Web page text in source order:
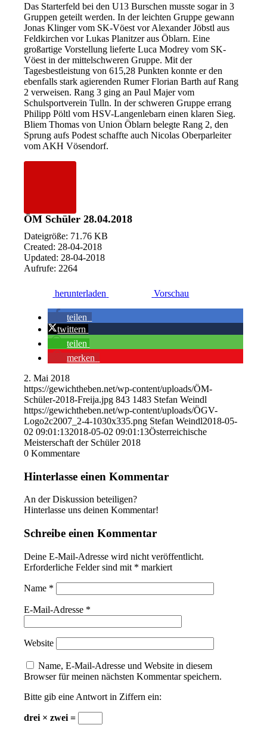
Das Starterfeld bei den U13 Burschen musste sogar in 3
Gruppen geteilt werden. In der leichten Gruppe gewann
Jonas Klinger vom SK-Vöest vor Alexander Jöbstl aus
Feldkirchen vor Lukas Planitzer aus Öblarn. Eine
großartige Vorstellung lieferte Luca Modrey vom SK-
Vöest in der mittelschweren Gruppe. Mit der
Tagesbestleistung von 615,28 Punkten konnte er den
ebenfalls stark agierenden Rumer Florian Barth auf Rang
2 verweisen. Rang 3 ging an Paul Majer vom
Schulsportverein Tulln. In der schweren Gruppe errang
Philipp Pöltl vom HSV-Langenlebarn einen klaren Sieg.
Bliem Thomas von Union Öblarn belegte Rang 2, den
Sprung aufs Podest schaffte auch Nicolas Oberparleiter
vom AKH Vösendorf.
ÖM Schüler 28.04.2018
Dateigröße: 71.76 KB
Created: 28-04-2018
Updated: 28-04-2018
Aufrufe: 2264
herunterladen Vorschau
teilen
twittern
teilen
merken
2. Mai 2018
https://gewichtheben.net/wp-content/uploads/ÖM-
Schüler-2018-Freija.jpg 843 1483 Stefan Weindl
https://gewichtheben.net/wp-content/uploads/ÖGV-
Logo2c2007_2-4-1030x335.png Stefan Weindl2018-05-
02 09:01:132018-05-02 09:01:13Österreichische
Meisterschaft der Schüler 2018
0 Kommentare
Hinterlasse einen Kommentar
An der Diskussion beteiligen?
Hinterlasse uns deinen Kommentar!
Schreibe einen Kommentar
Deine E-Mail-Adresse wird nicht veröffentlicht.
Erforderliche Felder sind mit * markiert
Name *
E-Mail-Adresse *
Website
Name, E-Mail-Adresse und Website in diesem
Browser für meinen nächsten Kommentar speichern.
Bitte gib eine Antwort in Ziffern ein:
drei × zwei =